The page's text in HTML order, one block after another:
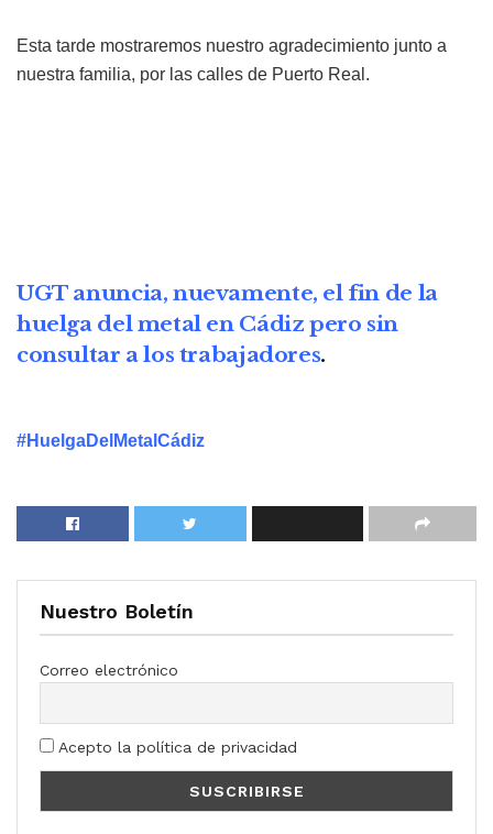
Esta tarde mostraremos nuestro agradecimiento junto a
nuestra familia, por las calles de Puerto Real.
UGT anuncia, nuevamente, el fin de la
huelga del metal en Cádiz pero sin
consultar a los trabajadores.
#HuelgaDelMetalCádiz
Nuestro Boletín
Correo electrónico
Acepto la política de privacidad